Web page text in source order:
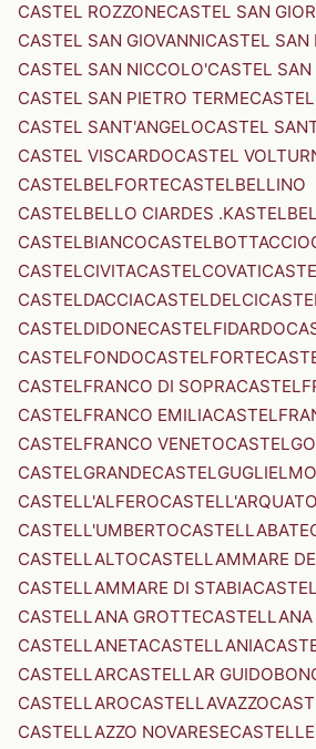
CASTEL ROZZONECASTEL SAN
CASTEL SAN GIOVANNICASTEL SAN
CASTEL SAN NICCOLO'CASTEL
CASTEL SAN PIETRO TERME
CASTEL SANT'ANGELOCASTEL
CASTEL VISCARDOCASTEL
CASTELBELFORTECASTELBELLINO
CASTELBELLO CIARDES
CASTELBIANCOCASTELBOTTACCIO
CASTELCIVITACASTELCOVATI
CASTELDACCIACASTELDELCI
CASTELDIDONECASTELFIDARDO
CASTELFONDOCASTELFORTE
CASTELFRANCO DI SOPRA
CASTELFRANCO EMILIA
CASTELFRANCO VENETO
CASTELGRANDECASTELGUGLIELMO
CASTELL'ALFEROCASTELL'ARQUATO
CASTELL'UMBERTOCASTELLABATE
CASTELLALTOCASTELLAMMARE
CASTELLAMMARE DI STABIA
CASTELLANA GROTTE
CASTELLANETACASTELLANIA
CASTELLARCASTELLAR
CASTELLAROCASTELLAVAZZO
CASTELLAZZO NOVARESE